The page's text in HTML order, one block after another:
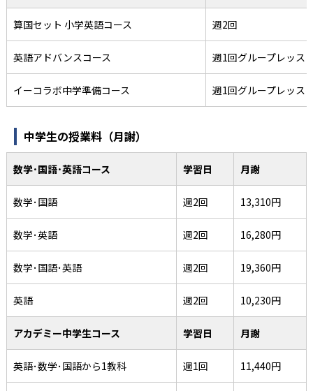
算国セット 小学英語コース 週2回
英語アドバンスコース 週1回グループレッス
イーコラボ中学準備コース 週1回グループレッス
中学生の授業料（月謝）
数学･国語･英語コース 学習日 月謝
数学･国語 週2回 13,310円
数学･英語 週2回 16,280円
数学･国語･英語 週2回 19,360円
英語 週2回 10,230円
アカデミー中学生コース 学習日 月謝
英語･数学･国語から1教科 週1回 11,440円